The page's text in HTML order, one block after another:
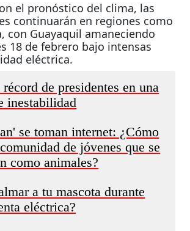
el pronóstico del clima, las
continuarán en regiones como
con Guayaquil amaneciendo
18 de febrero bajo intensas
eléctrica.
de presidentes en una
inestabilidad
se toman internet: ¿Cómo
de jóvenes que se
como animales?
a tu mascota durante
eléctrica?